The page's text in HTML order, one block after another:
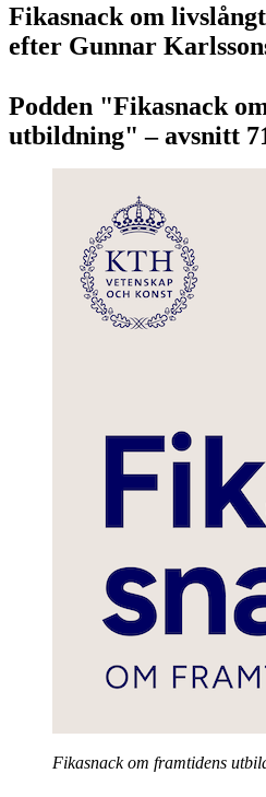
Fikasnack om
efter Gunnar
Podden "Fikasnack
utbildning" – avsnitt
Fikasnack om framtidens